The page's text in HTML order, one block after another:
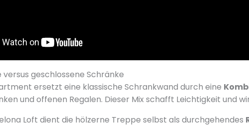
versus geschlossene Schränke
ersetzt eine klassische Schrankwand durch eine
und offenen Regalen. Dieser Mix schafft Leichtigkeit und
Loft dient die hölzerne Treppe selbst als durchgehendes